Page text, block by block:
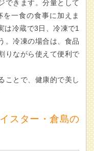
できます。分量として
一食の食事に加えま
は冷蔵で3日、冷凍で1
。冷凍の場合は、食品
りながら使えて便利で
ことで、健康的で美し
スター・倉島の